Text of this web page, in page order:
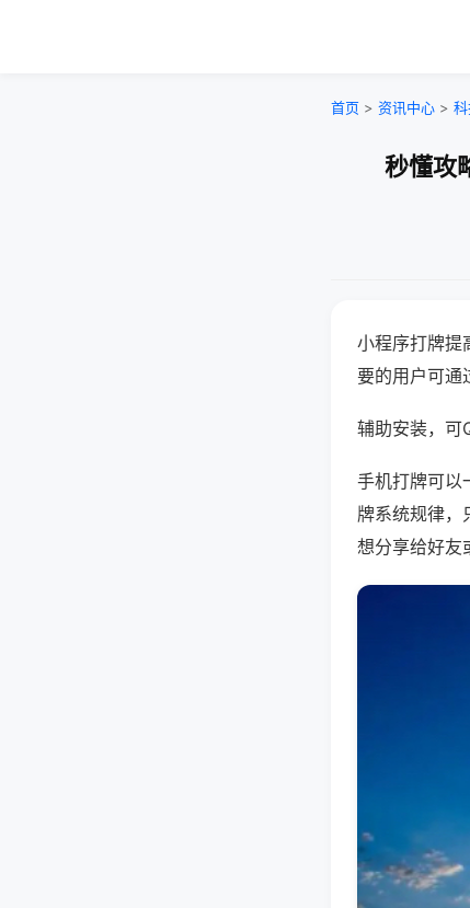
首页 > 资讯中心 >
秒懂攻
小程序打牌提
要的用户可通
辅助安装，
手机打牌可以
牌系统规律，
想分享给好友